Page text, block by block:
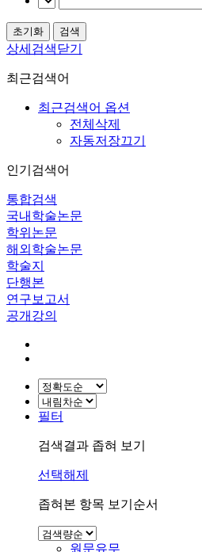
상세검색닫기
최근검색어
최근검색어 옵션
전체삭제
자동저장끄기
인기검색어
통합검색
국내학술논문
학위논문
해외학술논문
학술지
단행본
연구보고서
공개강의
필터
검색결과 좁혀 보기
선택해제
좁혀본 항목 보기순서
원문유무